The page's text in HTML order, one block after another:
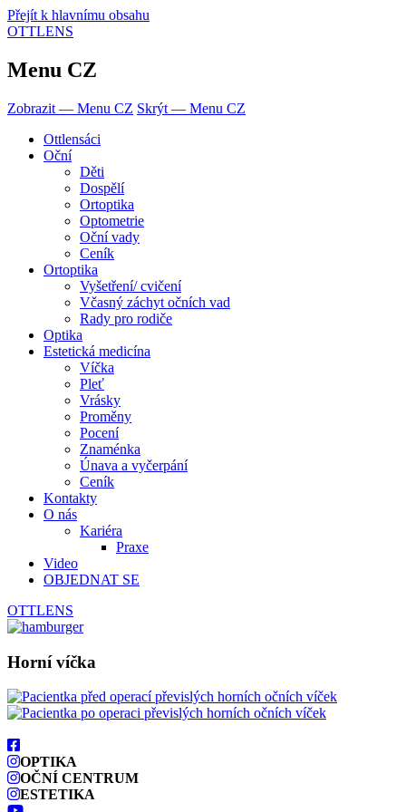
Přejít k hlavnímu obsahu
OTTLENS
Menu CZ
Zobrazit — Menu CZ Skrýt — Menu CZ
Ottlensáci
Oční
Děti
Dospělí
Ortoptika
Optometrie
Oční vady
Ceník
Ortoptika
Vyšetření/ cvičení
Včasný záchyt očních vad
Rady pro rodiče
Optika
Estetická medicína
Víčka
Pleť
Vrásky
Proměny
Pocení
Znaménka
Únava a vyčerpání
Ceník
Kontakty
O nás
Kariéra
Praxe
Video
OBJEDNAT SE
OTTLENS
Horní víčka
OPTIKA
OČNÍ CENTRUM
ESTETIKA